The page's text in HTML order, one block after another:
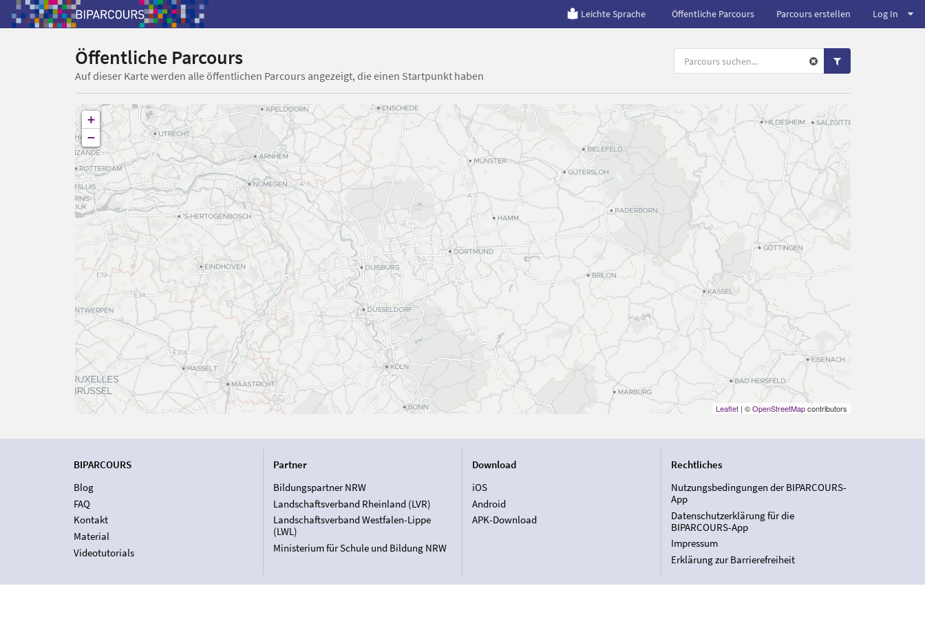
Leichte Sprache Öffentliche Parcours Parcours erstellen Log In
Öffentliche Parcours
Auf dieser Karte werden alle öffentlichen Parcours angezeigt, die einen Startpunkt haben
+
−
Leaflet| ©OpenStreetMapcontributors
BIPARCOURS
Blog
FAQ
Kontakt
Material
Videotutorials
Partner
Bildungspartner NRW
Landschaftsverband Rheinland (LVR)
Landschaftsverband Westfalen-Lippe
(LWL)
Ministerium für Schule und Bildung NRW
Download
iOS
Android
APK-Download
Rechtliches
Nutzungsbedingungen der BIPARCOURS-
App
Datenschutzerklärung für die
BIPARCOURS-App
Impressum
Erklärung zur Barrierefreiheit